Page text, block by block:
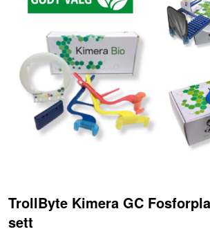
TrollByte Kimera GC
sett